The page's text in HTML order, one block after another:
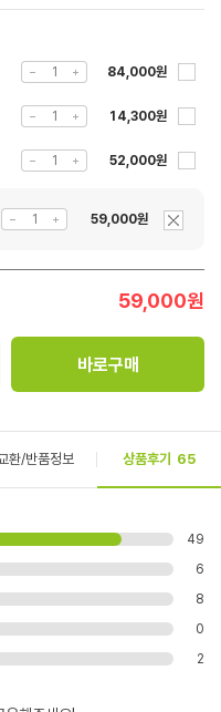
84,000원
14,300원
52,000원
59,000원
59,000원
바로구매
환/반품정보 상품후기 65
49
6
8
0
2